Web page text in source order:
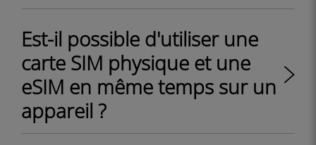
Est-il possible d'utiliser une
carte SIM physique et une
eSIM en même temps sur un
appareil ?